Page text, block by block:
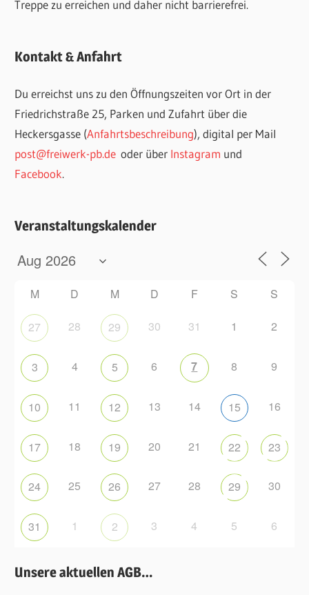
Treppe zu erreichen und daher nicht barrierefrei.
Kontakt & Anfahrt
Du erreichst uns zu den Öffnungszeiten vor Ort in der
Friedrichstraße 25, Parken und Zufahrt über die
Heckersgasse (Anfahrtsbeschreibung), digital per Mail
post@freiwerk-pb.de oder über Instagram und
Facebook.
Veranstaltungskalender
M D M D F S S
27 28 29 30 31 1 2
3 4 5 6 7 8 9
10 11 12 13 14 15 16
17 18 19 20 21 22 23
24 25 26 27 28 29 30
31 1 2 3 4 5 6
Unsere aktuellen AGB…